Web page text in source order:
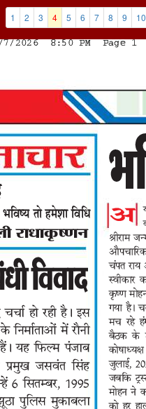
1 2 3 4 5 6 7 8 9 10